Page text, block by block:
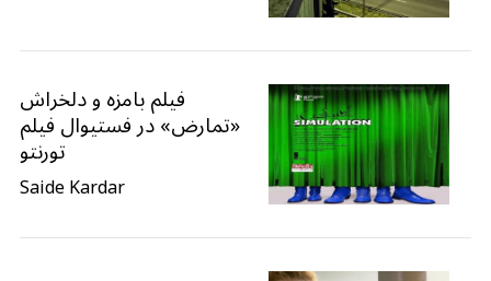
فیلم بامزه و دلخراش
«تمارض» در فستیوال فیلم
تورنتو
Saide Kardar